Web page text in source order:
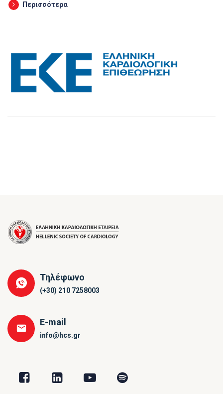
Περισσότερα
Τηλέφωνο
(+30) 210 7258003
E-mail
info@hcs.gr